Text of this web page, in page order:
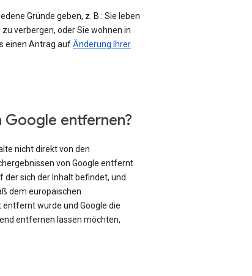
Gründe geben, z. B.: Sie leben
verbergen, oder Sie wohnen in
einen Antrag aufÄnderung Ihrer
Google entfernen?
nicht direkt von den
von Google entfernt
der sich der Inhalt befindet, und
dem europäischen
entfernt wurde und Google die
entfernen lassen möchten,